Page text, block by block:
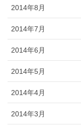
2014年8月
2014年7月
2014年6月
2014年5月
2014年4月
2014年3月